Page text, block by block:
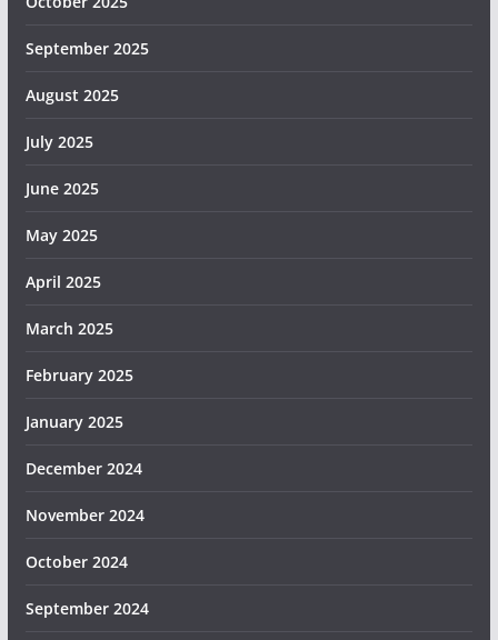
September 2025
August 2025
July 2025
June 2025
May 2025
April 2025
March 2025
February 2025
January 2025
December 2024
November 2024
October 2024
September 2024